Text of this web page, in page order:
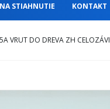
NA STIAHNUTIE KONTAKT
VRUT DO DREVA ZH